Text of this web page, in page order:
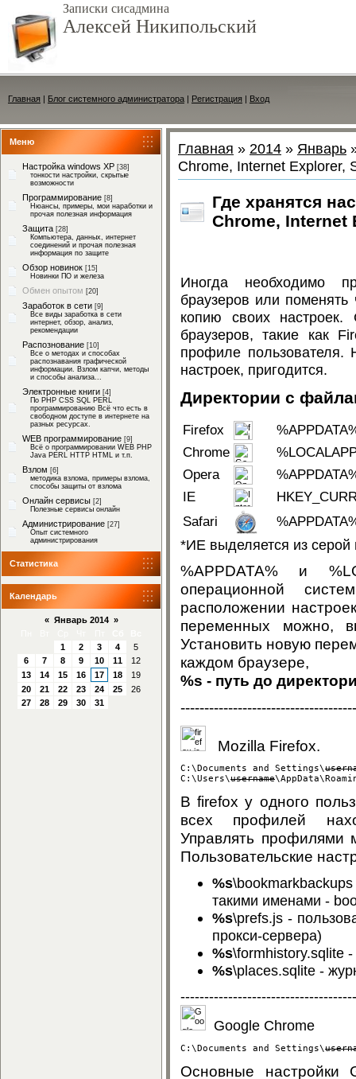
Записки сисадмина
Алексей Никипольский
Главная | Блог системного администратора | Регистрация | Вход
Меню
Настройка windows XP [38]
тонкости настройки, скрытые
возможности
Программирование [8]
Нюансы, примеры, мои наработки и
прочая полезная информация
Защита [28]
Компьютера, данных, интернет
соединений и прочая полезная
информация по защите
Обзор новинок [15]
Новинки ПО и железа
Обмен опытом [20]
Заработок в сети [9]
Все виды заработка в сети
интернет, обзор, анализ,
рекомендации
Распознование [10]
Все о методах и способах
распознавания графической
информации. Взлом капчи, методы
и способы анализа...
Электронные книги [4]
По PHP CSS SQL PERL
программированию Всё что есть в
свободном доступе в интернете на
разных ресурсах.
WEB программирование [9]
Всё о программировании WEB PHP
Java PERL HTTP HTML и т.п.
Взлом [6]
методика взлома, примеры взлома,
способы защиты от взлома
Онлайн сервисы [2]
Полезные сервисы онлайн
Администрирование [27]
Опыт системного
администрирования
Статистика
Календарь
« Январь 2014 »
1
2 3 4
5
6
7 8 9 10 11
12
13
14 15 16 17 18
19
20
21 22 23 24 25
26
27
28 29 30 31
Главная » 2014 » Январь
Chrome, Internet Explorer,
Где хранятся
Chrome, Internet
Иногда необходимо
браузеров или поменять чего-нить ручками, ну, или сделать резервную
копию своих настроек. Сделать это не сложно, ведь большинство
браузеров, такие как Firefox, Chrome, Opera настройки хранят в файлах в
профиле пользователя. Ниже набросал табличку и краткое описание файлов
настроек, пригодится.
Директории с
Firefox
Chrome
Opera
IE
Safari
%APPDATA% и
операционной системы Windows. Хранят в себе информацию
расположении настроек различных программ. Посмотреть полный
переменных можно, выполнив в cmd,
Установить новую переменную - "set
каждом браузере,
%s - путь до
Mozilla Firefox.
C:\Documents and Settings\
C:\Users\username
В firefox у одного
всех профилей
Управлять профилями
Пользовательские
%s
такими именами -
%s\prefs.js -
прокси-сервера)
%s\formhistory.sqlite
%s\places.sqlite -
Google Chrome
C:\Documents and Settings\